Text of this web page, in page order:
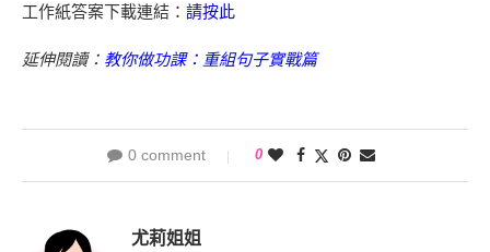
工作紙答案下載連結： 請按此
延伸閱讀： 教你做功課：重組句子實戰篇
0 comment 0
尤莉姐姐